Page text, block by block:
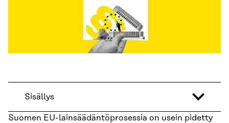
Sisällys
Suomen EU-lainsäädäntöprosessia on usein pidetty